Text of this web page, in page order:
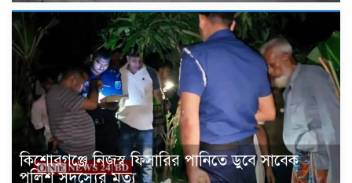
কিশোরগঞ্জে নিজস্ব ফিসারির পানিতে ডুবে সাবেক
পুলিশ সদস্যের মৃত্যু